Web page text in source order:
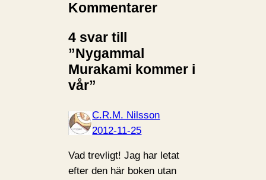
Kommentarer
4 svar till
”Nygammal
Murakami kommer i
vår”
C.R.M. Nilsson
2012-11-25
Vad trevligt! Jag har letat
efter den här boken utan